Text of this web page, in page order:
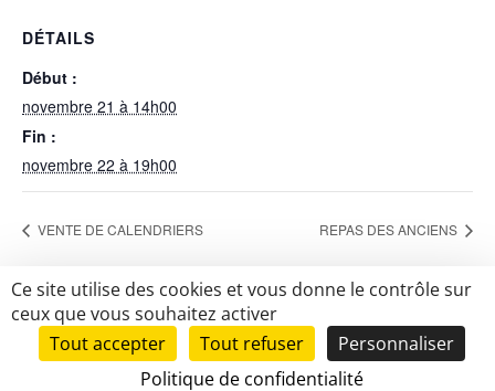
DÉTAILS
Début :
novembre 21 à 14h00
Fin :
novembre 22 à 19h00
VENTE DE CALENDRIERS REPAS DES ANCIENS
Tous droits réservés Brens.fr |Mentions légales|
Mise en place du siteLK-Communication.fr
Ce site utilise des cookies et vous donne le contrôle sur
ceux que vous souhaitez activer
Tout accepter
Tout refuser
Personnaliser
Politique de confidentialité